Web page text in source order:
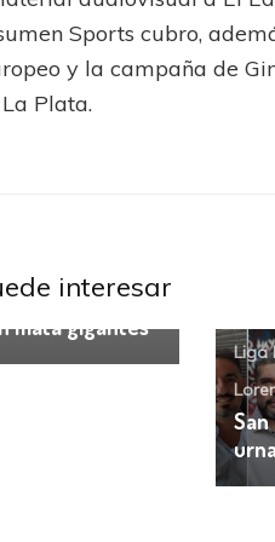
Sports cubro,
y la campaña de
Plata.
interesar
mata gigantes
Liga